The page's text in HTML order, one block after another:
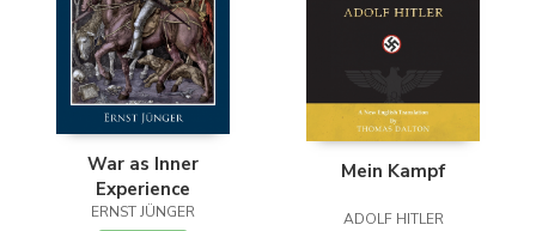
War as Inner
Experience
ERNST JÜNGER
Mein Kampf
ADOLF HITLER